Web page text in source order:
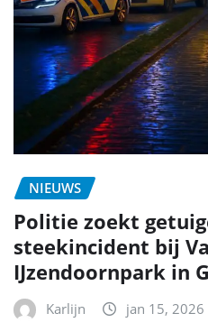
NIEUWS
Politie zoekt
steekincident bij
IJzendoornpark in
Karlijn jan 15, 2026